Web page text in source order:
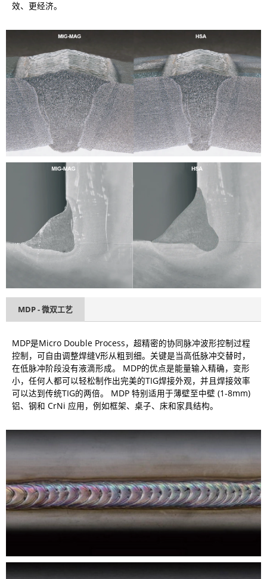
效、更经济。
MDP - 微双工艺
MDP是Micro Double Process，超精密的协同脉冲波形控制过程
控制，可自由调整焊缝V形从粗到细。关键是当高低脉冲交替时，
在低脉冲阶段没有液滴形成。 MDP的优点是能量输入精确，变形
小，任何人都可以轻松制作出完美的TIG焊接外观，并且焊接效率
可以达到传统TIG的两倍。 MDP 特别适用于薄壁至中壁 (1-8mm)
铝、钢和 CrNi 应用，例如框架、桌子、床和家具结构。